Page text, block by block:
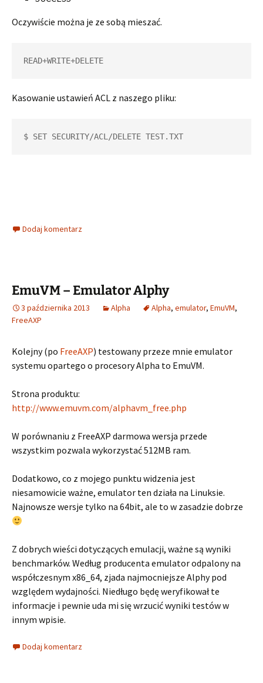
Oczywiście można je ze sobą mieszać.
READ+WRITE+DELETE
Kasowanie ustawień ACL z naszego pliku:
$ SET SECURITY/ACL/DELETE TEST.TXT
Dodaj komentarz
EmuVM – Emulator Alphy
3 października 2013 Alpha Alpha, emulator, EmuVM,
FreeAXP
Kolejny (po FreeAXP) testowany przeze mnie emulator
systemu opartego o procesory Alpha to EmuVM.
Strona produktu:
http://www.emuvm.com/alphavm_free.php
W porównaniu z FreeAXP darmowa wersja przede
wszystkim pozwala wykorzystać 512MB ram.
Dodatkowo, co z mojego punktu widzenia jest
niesamowicie ważne, emulator ten działa na Linuksie.
Najnowsze wersje tylko na 64bit, ale to w zasadzie dobrze
Z dobrych wieści dotyczących emulacji, ważne są wyniki
benchmarków. Według producenta emulator odpalony na
współczesnym x86_64, zjada najmocniejsze Alphy pod
względem wydajności. Niedługo będę weryfikował te
informacje i pewnie uda mi się wrzucić wyniki testów w
innym wpisie.
Dodaj komentarz